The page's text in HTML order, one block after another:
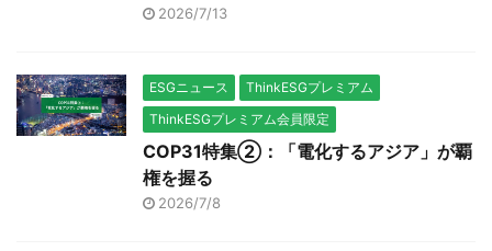
2026/7/13
ESGニュース
ThinkESGプレミアム
ThinkESGプレミアム会員限定
COP31特集②：「電化するアジア」が覇
権を握る
2026/7/8